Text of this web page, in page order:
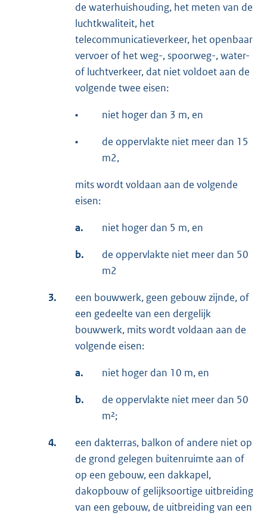
de waterhuishouding, het meten van de
luchtkwaliteit, het
telecommunicatieverkeer, het openbaar
vervoer of het weg-, spoorweg-, water-
of luchtverkeer, dat niet voldoet aan de
volgende twee eisen:
• niet hoger dan 3 m, en
•
de oppervlakte niet meer dan 15
m2,
mits wordt voldaan aan de volgende
eisen:
a. niet hoger dan 5 m, en
b.
de oppervlakte niet meer dan 50
m2
3.
een bouwwerk, geen gebouw zijnde, of
een gedeelte van een dergelijk
bouwwerk, mits wordt voldaan aan de
volgende eisen:
a. niet hoger dan 10 m, en
b.
de oppervlakte niet meer dan 50
m²;
4.
een dakterras, balkon of andere niet op
de grond gelegen buitenruimte aan of
op een gebouw, een dakkapel,
dakopbouw of gelijksoortige uitbreiding
van een gebouw, de uitbreiding van een